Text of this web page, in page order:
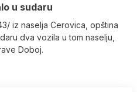
u sudaru
iz naselja Cerovica, opština
dva vozila u tom naselju,
Doboj.